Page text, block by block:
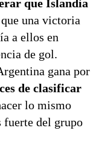
que Islandia
una victoria
a ellos en
de gol.
gana por
de clasificar
lo mismo
fuerte del grupo